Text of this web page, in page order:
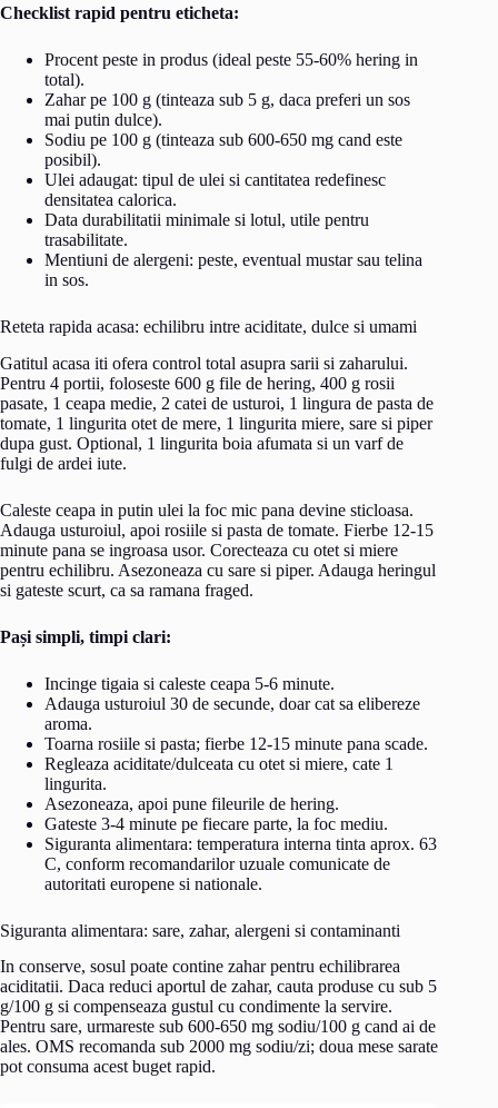
Checklist rapid pentru eticheta:
Procent peste in produs (ideal peste 55-60% hering in
total).
Zahar pe 100 g (tinteaza sub 5 g, daca preferi un sos
mai putin dulce).
Sodiu pe 100 g (tinteaza sub 600-650 mg cand este
posibil).
Ulei adaugat: tipul de ulei si cantitatea redefinesc
densitatea calorica.
Data durabilitatii minimale si lotul, utile pentru
trasabilitate.
Mentiuni de alergeni: peste, eventual mustar sau telina
in sos.
Reteta rapida acasa: echilibru intre aciditate, dulce si umami
Gatitul acasa iti ofera control total asupra sarii si zaharului.
Pentru 4 portii, foloseste 600 g file de hering, 400 g rosii
pasate, 1 ceapa medie, 2 catei de usturoi, 1 lingura de pasta de
tomate, 1 lingurita otet de mere, 1 lingurita miere, sare si piper
dupa gust. Optional, 1 lingurita boia afumata si un varf de
fulgi de ardei iute.
Caleste ceapa in putin ulei la foc mic pana devine sticloasa.
Adauga usturoiul, apoi rosiile si pasta de tomate. Fierbe 12-15
minute pana se ingroasa usor. Corecteaza cu otet si miere
pentru echilibru. Asezoneaza cu sare si piper. Adauga heringul
si gateste scurt, ca sa ramana fraged.
Pași simpli, timpi clari:
Incinge tigaia si caleste ceapa 5-6 minute.
Adauga usturoiul 30 de secunde, doar cat sa elibereze
aroma.
Toarna rosiile si pasta; fierbe 12-15 minute pana scade.
Regleaza aciditate/dulceata cu otet si miere, cate 1
lingurita.
Asezoneaza, apoi pune fileurile de hering.
Gateste 3-4 minute pe fiecare parte, la foc mediu.
Siguranta alimentara: temperatura interna tinta aprox. 63
C, conform recomandarilor uzuale comunicate de
autoritati europene si nationale.
Siguranta alimentara: sare, zahar, alergeni si contaminanti
In conserve, sosul poate contine zahar pentru echilibrarea
aciditatii. Daca reduci aportul de zahar, cauta produse cu sub 5
g/100 g si compenseaza gustul cu condimente la servire.
Pentru sare, urmareste sub 600-650 mg sodiu/100 g cand ai de
ales. OMS recomanda sub 2000 mg sodiu/zi; doua mese sarate
pot consuma acest buget rapid.